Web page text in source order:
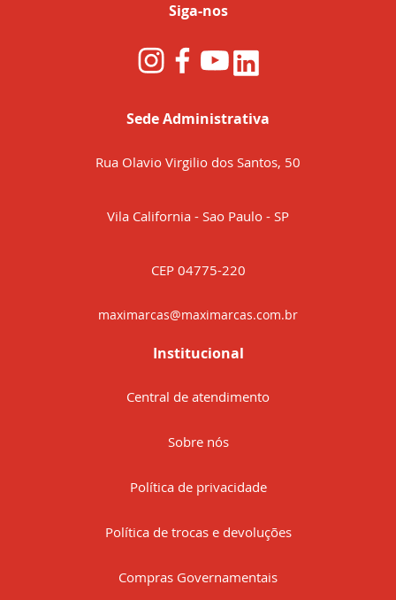
Siga-nos
Sede Administrativa
Rua Olavio Virgilio dos Santos, 50
Vila California - Sao Paulo - SP
CEP 04775-220
maximarcas@maximarcas.com.br
Institucional
Central de atendimento
Sobre nós
Política de privacidade
Política de trocas e devoluções
Compras Governamentais